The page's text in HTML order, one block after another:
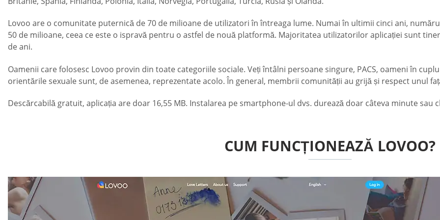
Lovoo are o comunitate puternică de 70 de milioane de utilizatori în întreaga lume. Numai în ultimii cinci ani,
50 de milioane, ceea ce este o ispravă pentru o astfel de nouă platformă. Majoritatea utilizatorilor aplicației sunt
de ani.
Oamenii care folosesc Lovoo provin din toate categoriile sociale. Veți întâlni persoane singure, PACS, oameni în
orientările sexuale sunt, de asemenea, reprezentate acolo. În general, membrii comunității au grijă și respect unul
Descărcabilă gratuit, aplicația are doar 16,55 MB. Instalarea pe smartphone-ul dvs. durează doar câteva minute sau
CUM FUNCȚIONEAZĂ LOVOO?